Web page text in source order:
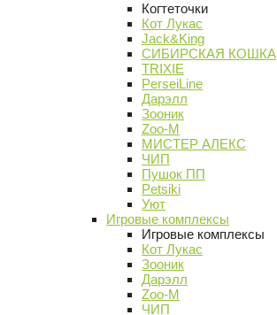
Когтеточки
Кот Лукас
Jack&King
СИБИРСКАЯ КОШКА
TRIXIE
PerseiLine
Дарэлл
Зооник
Zoo-M
МИСТЕР АЛЕКС
ЧИП
Пушок ПП
Petsiki
Уют
Игровые комплексы
Игровые комплексы
Кот Лукас
Зооник
Дарэлл
Zoo-M
ЧИП